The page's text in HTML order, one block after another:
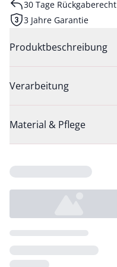
30 Tage Rückgaberecht
3 Jahre Garantie
Produktbeschreibung
Verarbeitung
Material & Pflege